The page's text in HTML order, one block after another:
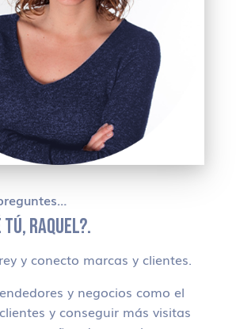
TÚ, RAQUEL?.
y conecto marcas y clientes.
y negocios como el
y conseguir más visitas